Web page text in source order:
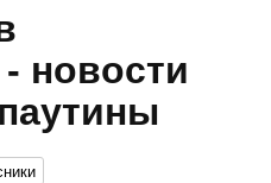
новости